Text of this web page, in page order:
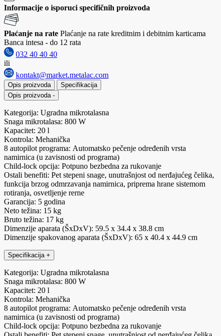
Informacije o isporuci specifičnih proizvoda
Plaćanje na rate Plaćanje na rate kreditnim i debitnim karticama
Banca intesa - do 12 rata
032 40 40 40
ili
kontakt@market.metalac.com
Opis proizvoda
Specifikacija
Opis proizvoda -
Kategorija: Ugradna mikrotalasna
Snaga mikrotalasa: 800 W
Kapacitet: 20 l
Kontrola: Mehanička
8 autopilot programa: Automatsko pečenje određenih vrsta
namirnica (u zavisnosti od programa)
Child-lock opcija: Potpuno bezbedna za rukovanje
Ostali benefiti: Pet stepeni snage, unutrašnjost od nerđajućeg čelika,
funkcija brzog odmrzavanja namirnica, priprema hrane sistemom
rotiranja, osvetljenje rerne
Garancija: 5 godina
Neto težina: 15 kg
Bruto težina: 17 kg
Dimenzije aparata (ŠxDxV): 59.5 x 34.4 x 38.8 cm
Dimenzije spakovanog aparata (ŠxDxV): 65 x 40.4 x 44.9 cm
Specifikacija +
Kategorija: Ugradna mikrotalasna
Snaga mikrotalasa: 800 W
Kapacitet: 20 l
Kontrola: Mehanička
8 autopilot programa: Automatsko pečenje određenih vrsta
namirnica (u zavisnosti od programa)
Child-lock opcija: Potpuno bezbedna za rukovanje